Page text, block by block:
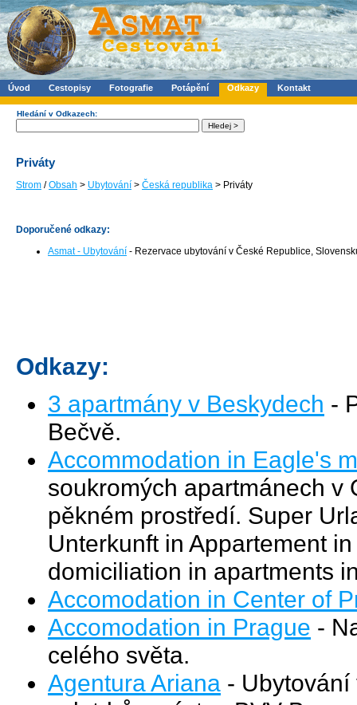
Úvod Cestopisy Fotografie Potápění Odkazy Kontakt
Hledání v Odkazech:
Priváty
Strom /Obsah > Ubytování > Česká republika > Priváty
Doporučené odkazy:
Asmat - Ubytování - Rezervace ubytování v České Republice,
Odkazy:
3 apartmány v Beskydech -
Bečvě.
Accommodation in Eagle's
soukromých apartmánech v
pěkném prostředí. Super
Unterkunft in Appartement
domiciliation in apartments
Accomodation in Center of
Accomodation in Prague -
celého světa.
Agentura Ariana -